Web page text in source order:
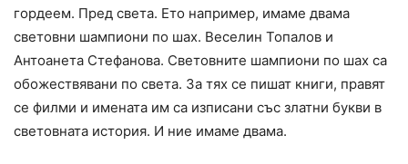
гордеем. Пред света. Ето например, имаме двама
световни шампиони по шах. Веселин Топалов и
Антоанета Стефанова. Световните шампиони по шах са
обожествявани по света. За тях се пишат книги, правят
се филми и имената им са изписани със златни букви в
световната история. И ние имаме двама.